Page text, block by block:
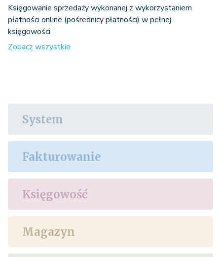
Księgowanie sprzedaży wykonanej z wykorzystaniem
płatności online (pośrednicy płatności) w pełnej
księgowości
Zobacz wszystkie
System
Fakturowanie
Księgowość
Magazyn